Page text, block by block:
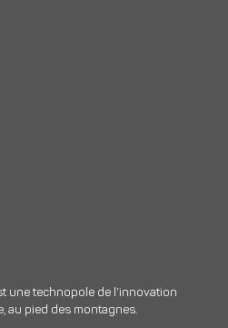
une technopole de l’innovation
au pied des montagnes.